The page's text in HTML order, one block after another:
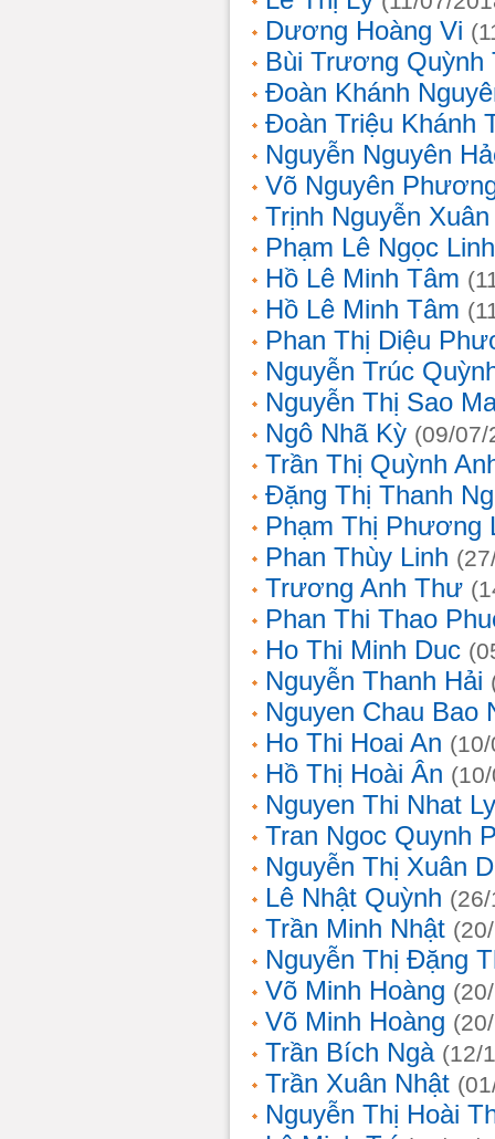
Dương Hoàng Vi
Bùi Trương Quỳnh
Đoàn Khánh
Đoàn Triệu Khánh
Nguyễn Nguyên
Võ Nguyên
Trịnh Nguyễn
Phạm Lê Ngọc Linh
Hồ Lê Minh Tâm
Hồ Lê Minh Tâm
Phan Thị Diệu
Nguyễn Trúc
Nguyễn Thị Sao
Ngô Nhã Kỳ (09/07/
Trần Thị Quỳnh
Đặng Thị Thanh
Phạm Thị Phương
Phan Thùy Linh
Trương Anh Thư
Phan Thi Thao
Ho Thi Minh Duc
Nguyễn Thanh Hải
Nguyen Chau Bao
Ho Thi Hoai An
Hồ Thị Hoài Ân
Nguyen Thi Nhat Ly
Tran Ngoc Quynh
Nguyễn Thị Xuân
Lê Nhật Quỳnh
Trần Minh Nhật
Nguyễn Thị Đặng
Võ Minh Hoàng
Võ Minh Hoàng
Trần Bích Ngà (12/
Trần Xuân Nhật
Nguyễn Thị Hoài